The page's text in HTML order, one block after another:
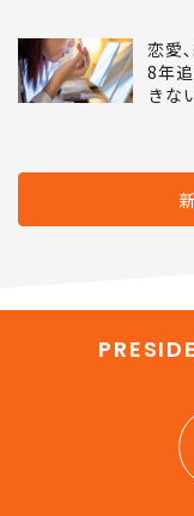
恋愛
8年
きな